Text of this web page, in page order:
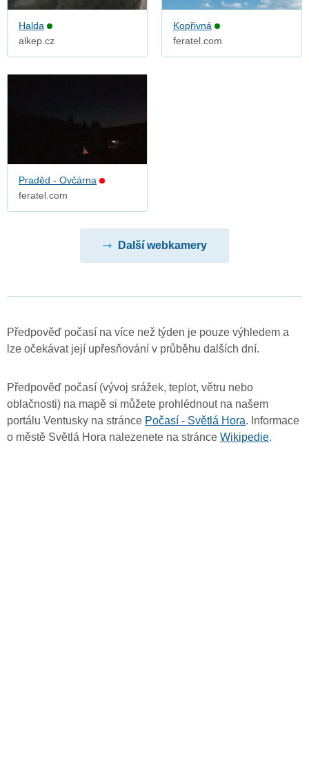
Halda
alkep.cz
Kopřivná
feratel.com
Praděd - Ovčárna
feratel.com
Další webkamery
Předpověď počasí na více než týden je pouze výhledem a
lze očekávat její upřesňování v průběhu dalších dní.
Předpověď počasí (vývoj srážek, teplot, větru nebo
oblačnosti) na mapě si můžete prohlédnout na našem
portálu Ventusky na stránce Počasí - Světlá Hora. Informace
o městě Světlá Hora nalezenete na stránce Wikipedie.